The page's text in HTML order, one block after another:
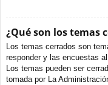
¿Qué son los temas
Los temas cerrados son
responder y las encuestas
Los temas pueden ser
tomada por La